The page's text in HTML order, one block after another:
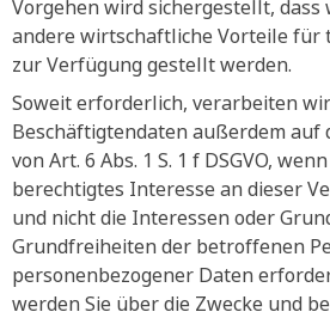
Vorgehen wird sichergestellt, dass
andere wirtschaftliche Vorteile für
zur Verfügung gestellt werden.
Soweit erforderlich, verarbeiten
Beschäftigtendaten außerdem auf
von Art. 6 Abs. 1 S. 1 f DSGVO,
berechtigtes Interesse an dieser
und nicht die Interessen oder
Grundfreiheiten der betroffenen
personenbezogener Daten
werden Sie über die Zwecke und